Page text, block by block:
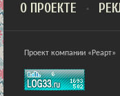
О ПРОЕКТЕ
Проект компании «Реарт»